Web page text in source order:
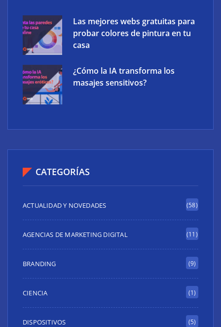
Las mejores webs gratuitas para
probar colores de pintura en tu
casa
¿Cómo la IA transforma los
masajes sensitivos?
CATEGORÍAS
ACTUALIDAD Y NOVEDADES (58)
AGENCIAS DE MARKETING DIGITAL (11)
BRANDING (9)
CIENCIA (1)
DISPOSITIVOS (5)